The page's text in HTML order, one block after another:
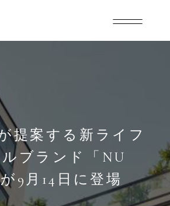
提案する新ライフ
ブランド「NU
9月14日に登場